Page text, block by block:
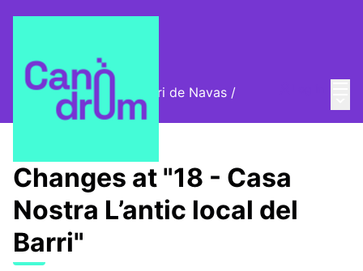
Cromos digitals del barri de Navas /
🦊 Digital stamps
Changes at "18 - Casa
Nostra L’antic local del
Barri"